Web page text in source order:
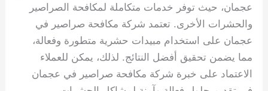
عجمان، حيث توفر خدمات متكاملة لمكافحة الصراصير
والحشرات الأخرى. تعتمد شركة مكافحة صراصير في
عجمان على استخدام مبيدات حشرية متطورة وفعالة،
مما يضمن تحقيق أفضل النتائج. لذلك، يمكن للعملاء
الاعتماد على خبرة شركة مكافحة صراصير في عجمان